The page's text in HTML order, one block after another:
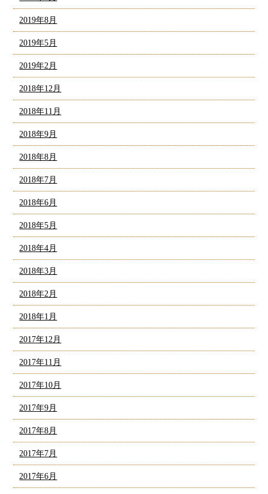
2019年8月
2019年5月
2019年2月
2018年12月
2018年11月
2018年9月
2018年8月
2018年7月
2018年6月
2018年5月
2018年4月
2018年3月
2018年2月
2018年1月
2017年12月
2017年11月
2017年10月
2017年9月
2017年8月
2017年7月
2017年6月